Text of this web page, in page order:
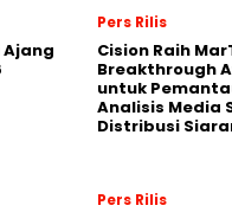
Pers Rilis
Cision Raih
Breakthrough
untuk
Analisis Media
Distribusi
Pers Rilis